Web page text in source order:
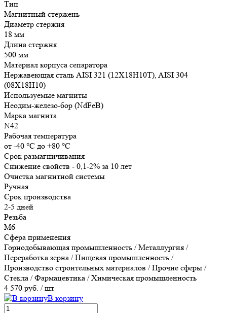
Тип
Магнитный стержень
Диаметр стержня
18 мм
Длина стержня
500 мм
Материал корпуса сепаратора
Нержавеющая сталь AISI 321 (12Х18Н10Т), AISI 304
(08Х18Н10)
Используемые магниты
Неодим-железо-бор (NdFeB)
Марка магнита
N42
Рабочая температура
от -40 °С до +80 °С
Срок размагничивания
Снижение свойств - 0,1-2% за 10 лет
Очистка магнитной системы
Ручная
Срок производства
2-5 дней
Резьба
М6
Сфера применения
Горнодобывающая промышленность / Металлургия /
Переработка зерна / Пищевая промышленность /
Производство строительных материалов / Прочие сферы /
Стекла / Фармацевтика / Химическая промышленность
4 570 руб. / шт
В корзину